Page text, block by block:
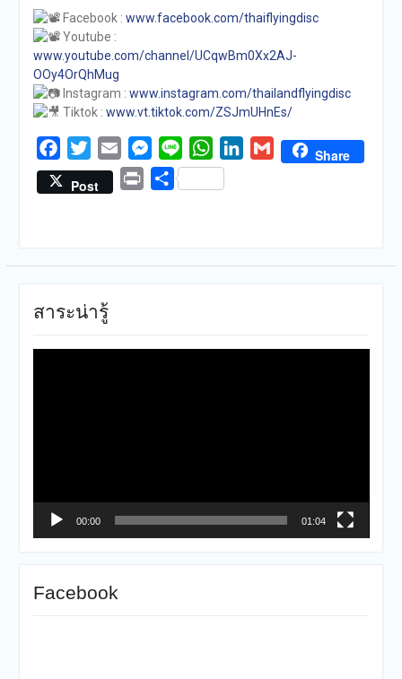
Facebook: www.facebook.com/thaiflyingdisc
Youtube :
www.youtube.com/channel/UCqwBm0Xx2AJ-
OOy4OrQhMug
Instagram : www.instagram.com/thailandflyingdisc
Tiktok : www.vt.tiktok.com/ZSJmUHnEs/
FacebookTwitterEmail Messenger
Line WhatsAppLinkedIn
Gmail Share
Post
Print Share
สาระน่ารู้
00:00 01:04
Facebook